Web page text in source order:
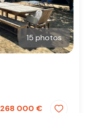
15 photos
268 000 €